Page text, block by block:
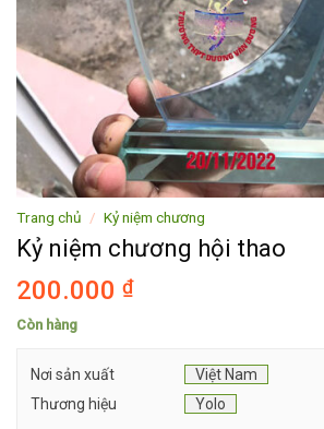
Trang chủ / Kỷ niệm chương
Kỷ niệm chương hội thao
200.000 ₫
Còn hàng
Nơi sản xuất
Việt Nam
Thương hiệu
Yolo